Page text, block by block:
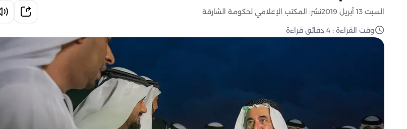
السبت 13 أبريل 2019 نشر: المكتب الإعلامي لحكومة الشارقة
وقت القراءة : 4 دقائق قراءة